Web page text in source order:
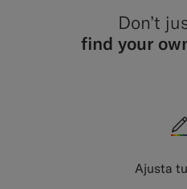
Don’t
find your
Ajusta